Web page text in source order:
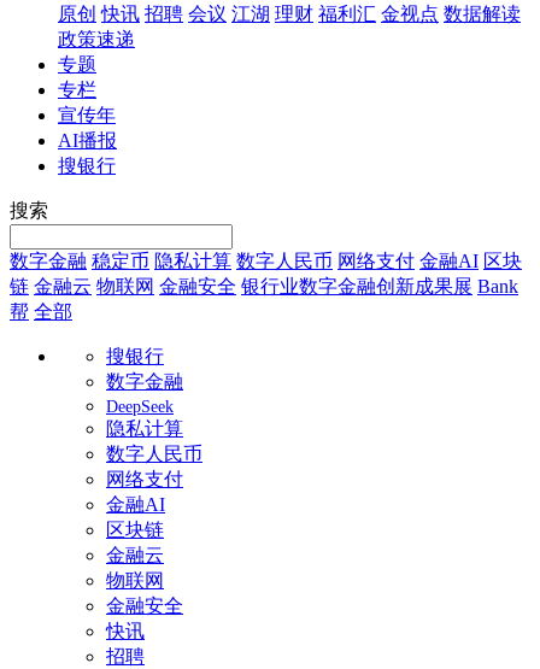
原创 快讯 招聘 会议 江湖 理财 福利汇 金视点 数据解读
政策速递
专题
专栏
宣传年
AI播报
搜银行
搜索
数字金融 稳定币 隐私计算 数字人民币 网络支付 金融AI 区块
链 金融云 物联网 金融安全 银行业数字金融创新成果展 Bank
帮 全部
搜银行
数字金融
DeepSeek
隐私计算
数字人民币
网络支付
金融AI
区块链
金融云
物联网
金融安全
快讯
招聘